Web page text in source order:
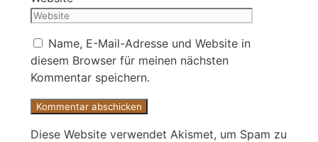
Name, E-Mail-Adresse und Website in
diesem Browser für meinen nächsten
Kommentar speichern.
Diese Website verwendet Akismet, um Spam zu